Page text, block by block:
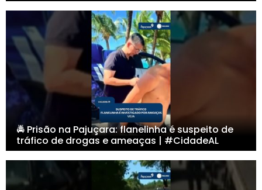
🚔 Prisão na Pajuçara: flanelinha é suspeito de
tráfico de drogas e ameaças | #CidadeAL